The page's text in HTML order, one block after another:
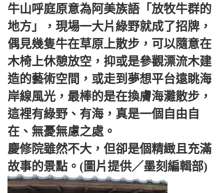
牛山呼庭原意為阿美族語「放牧牛群的
地方」，現場一大片綠野就成了招牌，
偶見幾隻牛在草原上散步，可以隨意在
木椅上休憩放空，抑或是參觀漂流木建
造的藝術空間，或走到夢想平台遠眺海
岸線風光，最棒的是在換膚海灘散步，
這裡有綠野、有海，真是一個自由自
在、無憂無慮之處。
慶修院雖然不大，但卻是個精緻且充滿
故事的景點。(圖片提供／墨刻編輯部)